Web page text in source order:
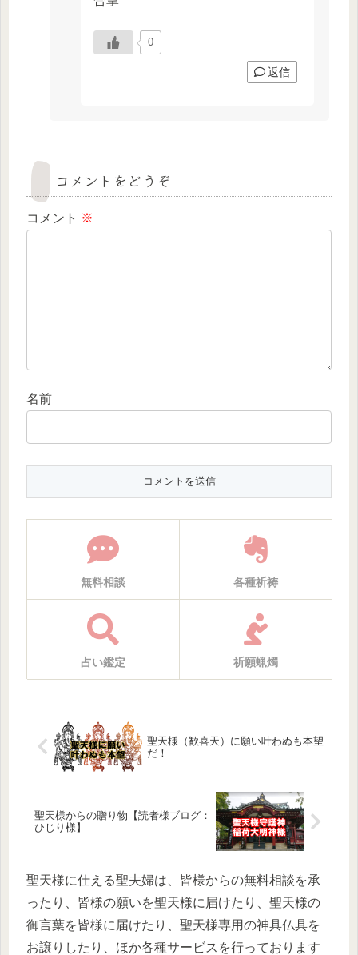
0
返信
コメントをどうぞ
コメント ※
名前
無料相談 各種祈祷
占い鑑定 祈願蝋燭
聖天様（歓喜天）に願い叶わぬも本望
だ！
聖天様からの贈り物【読者様ブログ：
ひじり様】
聖天様に仕える聖夫婦は、皆様からの無料相談を承
ったり、皆様の願いを聖天様に届けたり、聖天様の
御言葉を皆様に届けたり、聖天様専用の神具仏具を
お譲りしたり、ほか各種サービスを行っております